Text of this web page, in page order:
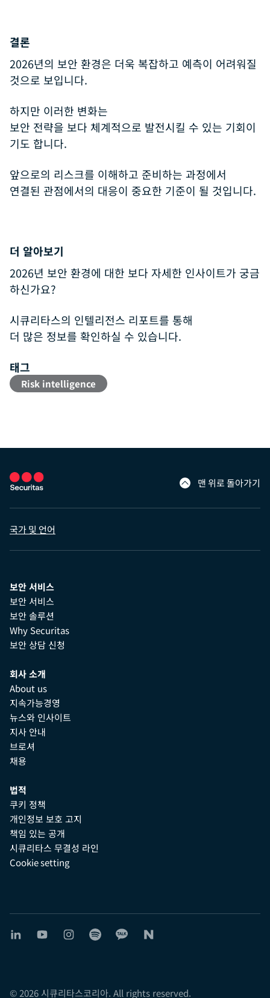
결론
2026년의 보안 환경은 더욱 복잡하고 예측이 어려워질
것으로 보입니다.
하지만 이러한 변화는
보안 전략을 보다 체계적으로 발전시킬 수 있는 기회이
기도 합니다.
앞으로의 리스크를 이해하고 준비하는 과정에서
연결된 관점에서의 대응이 중요한 기준이 될 것입니다.
더 알아보기
2026년 보안 환경에 대한 보다 자세한 인사이트가 궁금
하신가요?
시큐리타스의 인텔리전스 리포트를 통해
더 많은 정보를 확인하실 수 있습니다.
태그
Risk intelligence
맨 위로 돌아가기
국가 및 언어
보안 서비스
보안 서비스
보안 솔루션
Why Securitas
보안 상담 신청
회사 소개
About us
지속가능경영
뉴스와 인사이트
지사 안내
브로셔
채용
법적
쿠키 정책
개인정보 보호 고지
책임 있는 공개
시큐리타스 무결성 라인
Cookie setting
© 2026 시큐리타스코리아. All rights reserved.